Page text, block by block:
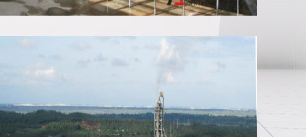
管磨机安装现场